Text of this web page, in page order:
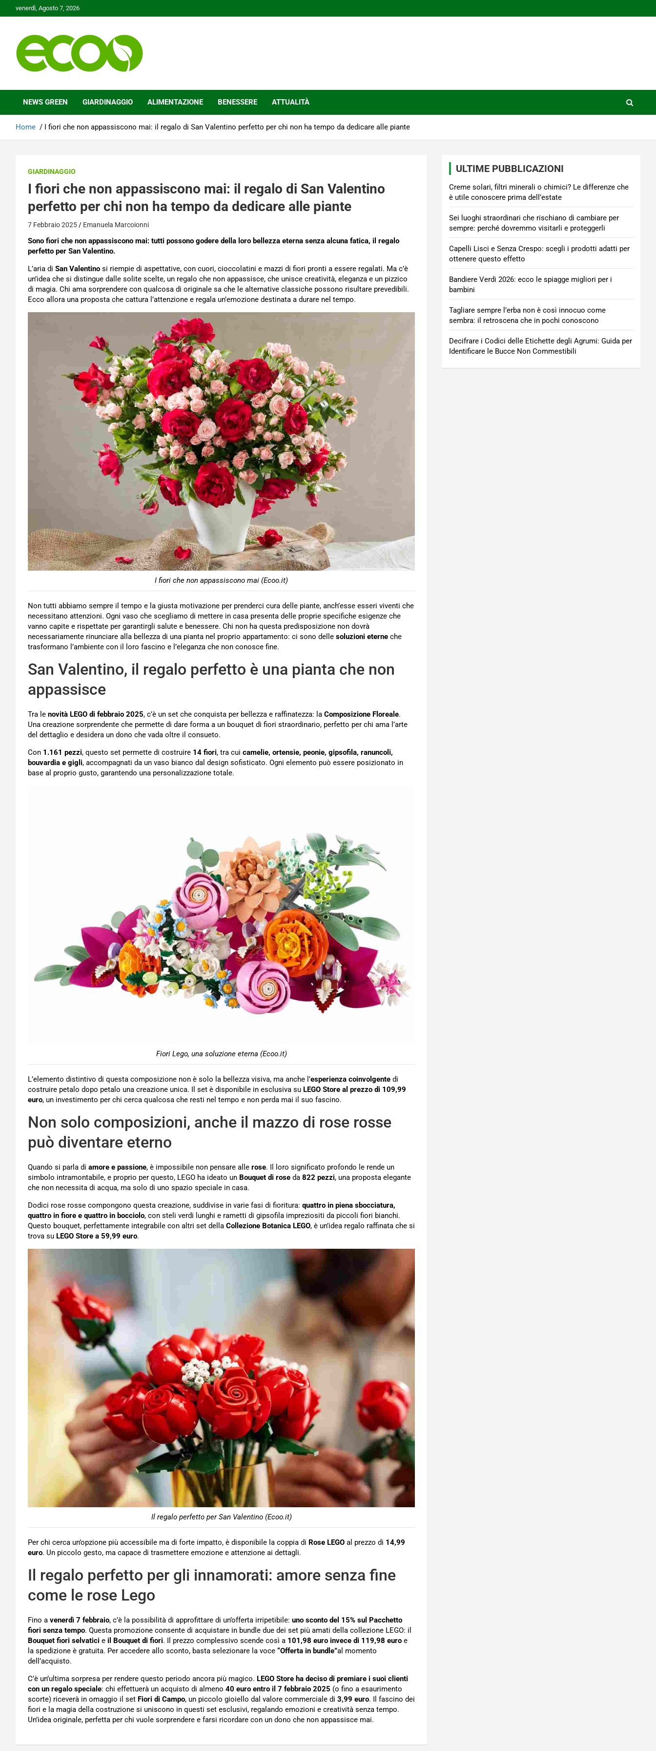
to
venerdì, Agosto 7, 2026
Ecoo.it
NEWS GREEN GIARDINAGGIO ALIMENTAZIONE BENESSERE ATTUALITÀ
Home I fiori che non appassiscono mai: il regalo di San Valentino perfetto per chi non ha tempo da dedicare alle piante
GIARDINAGGIO
I fiori che non appassiscono mai: il regalo di San Valentino
perfetto per chi non ha tempo da dedicare alle piante
7 Febbraio 2025 Emanuela Marcoionni
Sono fiori che non appassiscono mai: tutti possono godere della loro bellezza eterna senza alcuna fatica, il regalo
perfetto per San Valentino.
L’aria di San Valentino si riempie di aspettative, con cuori, cioccolatini e mazzi di fiori pronti a essere regalati. Ma c’è
un’idea che si distingue dalle solite scelte, un regalo che non appassisce, che unisce creatività, eleganza e un pizzico
di magia. Chi ama sorprendere con qualcosa di originale sa che le alternative classiche possono risultare prevedibili.
Ecco allora una proposta che cattura l’attenzione e regala un’emozione destinata a durare nel tempo.
I fiori che non appassiscono mai (Ecoo.it)
Non tutti abbiamo sempre il tempo e la giusta motivazione per prenderci cura delle piante, anch’esse esseri viventi che
necessitano attenzioni. Ogni vaso che scegliamo di mettere in casa presenta delle proprie specifiche esigenze che
vanno capite e rispettate per garantirgli salute e benessere. Chi non ha questa predisposizione non dovrà
necessariamente rinunciare alla bellezza di una pianta nel proprio appartamento: ci sono delle soluzioni eterne che
trasformano l’ambiente con il loro fascino e l’eleganza che non conosce fine.
San Valentino, il regalo perfetto è una pianta che non
appassisce
Tra le novità LEGO di febbraio 2025, c’è un set che conquista per bellezza e raffinatezza: la Composizione Floreale.
Una creazione sorprendente che permette di dare forma a un bouquet di fiori straordinario, perfetto per chi ama l’arte
del dettaglio e desidera un dono che vada oltre il consueto.
Con 1.161 pezzi, questo set permette di costruire 14 fiori, tra cui camelie, ortensie, peonie, gipsofila, ranuncoli,
bouvardia e gigli, accompagnati da un vaso bianco dal design sofisticato. Ogni elemento può essere posizionato in
base al proprio gusto, garantendo una personalizzazione totale.
Fiori Lego, una soluzione eterna (Ecoo.it)
L’elemento distintivo di questa composizione non è solo la bellezza visiva, ma anche l’esperienza coinvolgente di
costruire petalo dopo petalo una creazione unica. Il set è disponibile in esclusiva su LEGO Store al prezzo di 109,99
euro, un investimento per chi cerca qualcosa che resti nel tempo e non perda mai il suo fascino.
Non solo composizioni, anche il mazzo di rose rosse
può diventare eterno
Quando si parla di amore e passione, è impossibile non pensare alle rose. Il loro significato profondo le rende un
simbolo intramontabile, e proprio per questo, LEGO ha ideato un Bouquet di rose da 822 pezzi, una proposta elegante
che non necessita di acqua, ma solo di uno spazio speciale in casa.
Dodici rose rosse compongono questa creazione, suddivise in varie fasi di fioritura: quattro in piena sbocciatura,
quattro in fiore e quattro in bocciolo, con steli verdi lunghi e rametti di gipsofila impreziositi da piccoli fiori bianchi.
Questo bouquet, perfettamente integrabile con altri set della Collezione Botanica LEGO, è un’idea regalo raffinata che si
trova su LEGO Store a 59,99 euro.
Il regalo perfetto per San Valentino (Ecoo.it)
Per chi cerca un’opzione più accessibile ma di forte impatto, è disponibile la coppia di Rose LEGO al prezzo di 14,99
euro. Un piccolo gesto, ma capace di trasmettere emozione e attenzione ai dettagli.
Il regalo perfetto per gli innamorati: amore senza fine
come le rose Lego
Fino a venerdì 7 febbraio, c’è la possibilità di approfittare di un’offerta irripetibile: uno sconto del 15% sul Pacchetto
fiori senza tempo. Questa promozione consente di acquistare in bundle due dei set più amati della collezione LEGO: il
Bouquet fiori selvatici e il Bouquet di fiori. Il prezzo complessivo scende così a 101,98 euro invece di 119,98 euro e
la spedizione è gratuita. Per accedere allo sconto, basta selezionare la voce “Offerta in bundle”al momento
dell’acquisto.
C’è un’ultima sorpresa per rendere questo periodo ancora più magico. LEGO Store ha deciso di premiare i suoi clienti
con un regalo speciale: chi effettuerà un acquisto di almeno 40 euro entro il 7 febbraio 2025 (o fino a esaurimento
scorte) riceverà in omaggio il set Fiori di Campo, un piccolo gioiello dal valore commerciale di 3,99 euro. Il fascino dei
fiori e la magia della costruzione si uniscono in questi set esclusivi, regalando emozioni e creatività senza tempo.
Un’idea originale, perfetta per chi vuole sorprendere e farsi ricordare con un dono che non appassisce mai.
ULTIME PUBBLICAZIONI
Creme solari, filtri minerali o chimici? Le differenze che
è utile conoscere prima dell’estate
Sei luoghi straordinari che rischiano di cambiare per
sempre: perché dovremmo visitarli e proteggerli
Capelli Lisci e Senza Crespo: scegli i prodotti adatti per
ottenere questo effetto
Bandiere Verdi 2026: ecco le spiagge migliori per i
bambini
Tagliare sempre l’erba non è così innocuo come
sembra: il retroscena che in pochi conoscono
Decifrare i Codici delle Etichette degli Agrumi: Guida per
Identificare le Bucce Non Commestibili